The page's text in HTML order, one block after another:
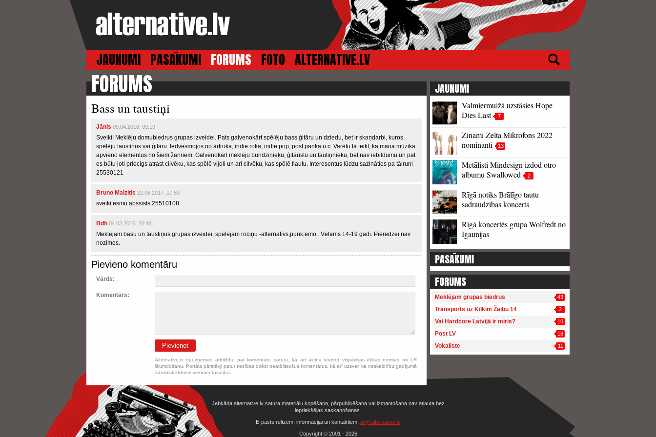
JAUNUMI PASĀKUMI FORUMS FOTO ALTERNATIVE.LV
FORUMS
Bass un taustiņi
Jānis 09.04.2018. 09:19
Sveiki! Meklēju domubiedrus grupas izveidei. Pats galvenokārt spēlēju bass ģitāru un dziedu, bet ir skaņdarbi, kuros
spēlēju taustiņus vai ģitāru. Iedvesmojos no ārtroka, indie roka, indie pop, post panka u.c. Varētu tā teikt, ka mana mūzika
apvieno elementus no šiem žanriem. Galvenokārt meklēju bundzinieku, ģitāristu un tautiņnieku, bet nav iebildumu un pat
es būtu ļoti priecīgs atrast cilvēku, kas spēlē vijoli un arī cilvēku, kas spēlē flautu. Interesentus lūdzu sazināties pa tālruni
25530121
Bruno Maizitis 22.06.2017. 17:50
sveiki esmu abssists 25510108
Bdh 04.03.2016. 20:48
Meklējam basu un taustiņus grupas izveidei, spēlējam rociņu -alternatīvs,punk,emo . Vēlams 14-19 gadi. Pieredzei nav
nozīmes.
Pievieno komentāru
Vārds:
Komentārs:
Pievienot
Alternative.lv neuzņemas atbildību par komentāru saturu, kā arī aicina ievērot vispārējas ētikas normas un LR
likumdošanu. Portāla pārstāvji patur tiesības dzēst neatbilstošus komentārus, kā arī uzsver, ka neskaidrību gadījumā
administratoriem vienmēr taisnība.
JAUNUMI
Valmiermuižā uzstāsies Hope
Dies Last
7
Zināmi Zelta Mikrofons 2022
nominanti
13
Metālisti Mindesign izdod otro
albumu Swallowed
2
Rīgā notiks Brālīgo tautu
sadraudzības koncerts
Rīgā koncertēs grupa Wolfredt no
Igaunijas
PASĀKUMI
FORUMS
Meklējam grupas biedrus 43
Transports uz Kilkim Žaibu 14 2
Vai Hardcore Latvijā ir miris? 10
Post LV 18
Vokaliste 11
Jebkāda alternative.lv satura materiālu kopēšana, pārpublicēšana vai izmantošana nav atļauta bez
iepriekšējas saskaņošanas.
E-pasts relīzēm, informācijai un kontaktiem: alt@alternative.lv
Copyright © 2001 - 2026